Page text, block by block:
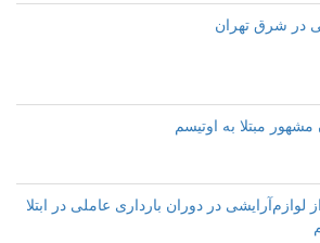
در شرق تهران
مشهور مبتلا به اوتیسم
لوازم‌آرایشی در دوران بارداری عاملی در ابتلا